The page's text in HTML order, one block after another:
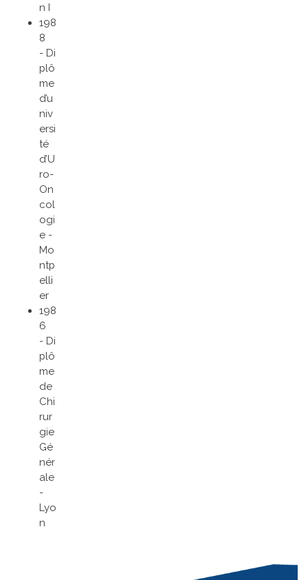
n I
198
8
- Di
plô
me
d’u
niv
ersi
té
d’U
ro-
On
col
ogi
e -
Mo
ntp
elli
er
198
6
- Di
plô
me
de
Chi
rur
gie
Gé
nér
ale
-
Lyo
n